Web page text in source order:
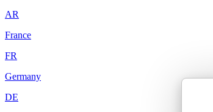
AR
France
FR
Germany
DE